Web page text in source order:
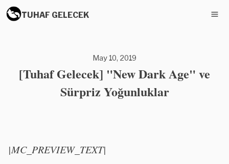
TUHAF GELECEK
May 10, 2019
[Tuhaf Gelecek] "New Dark Age" ve
Sürpriz Yoğunluklar
|MC_PREVIEW_TEXT|